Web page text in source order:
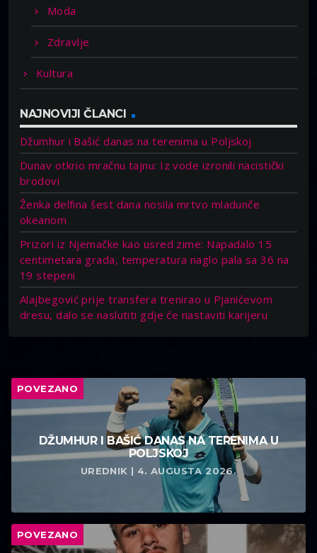
Moda
Zdravlje
Kultura
NAJNOVIJI ČLANCI
Džumhur i Bašić danas na terenima u Poljskoj
Dunav otkrio mračnu tajnu: Iz vode izronili nacistički
brodovi
Ženka delfina šest dana nosila mrtvo mladunče
okeanom
Prizori iz Njemačke kao usred zime: Napadalo 15
centimetara grada, temperatura naglo pala sa 36 na
19 stepeni
Alajbegović prije transfera trenirao u Pjanićevom
dresu, dalo se naslutiti gdje će nastaviti karijeru
POVEZANO
DŽUMHUR I BAŠIĆ DANAS NA TERENIMA U
POLJSKOJ
UREDNIK | 4. AUGUSTA 2026.
POVEZANO